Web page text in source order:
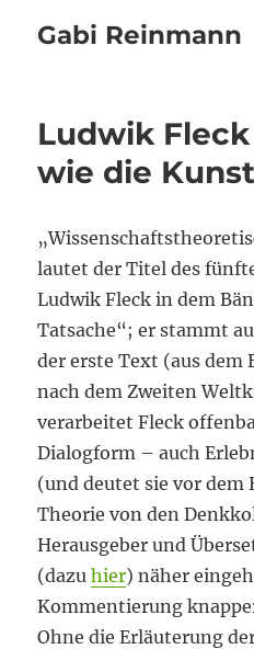
Gabi Reinmann
Ludwik Fleck
wie die Kunst
lautet der Titel des
Ludwik Fleck in dem
Tatsache“; er stammt
der erste Text (aus dem
nach dem Zweiten
verarbeitet Fleck
Dialogform – auch
(und deutet sie vor
Theorie von den
Herausgeber und
(dazuhier) näher
Kommentierung
Ohne die Erläuterung